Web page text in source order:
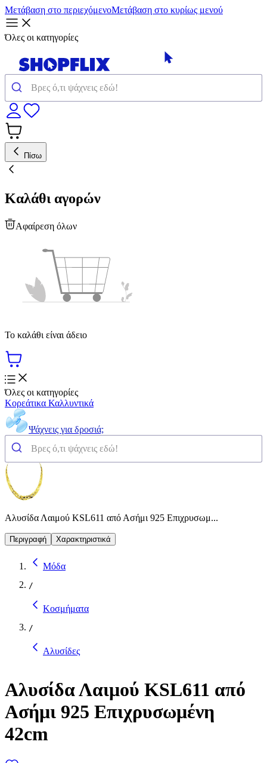
Μετάβαση στο περιεχόμενοΜετάβαση στο κυρίως μενού
Όλες οι κατηγορίες
Πίσω
Καλάθι αγορών
Αφαίρεση όλων
Το καλάθι είναι άδειο
Όλες οι κατηγορίες
Κορεάτικα Καλλυντικά
Ψάχνεις για δροσιά;
Αλυσίδα Λαιμού KSL611 από Ασήμι 925 Επιχρυσωμ...
Περιγραφή Χαρακτηριστικά
Μόδα
/
Κοσμήματα
/
Αλυσίδες
Αλυσίδα Λαιμού KSL611 από
Ασήμι 925 Επιχρυσωμένη
42cm